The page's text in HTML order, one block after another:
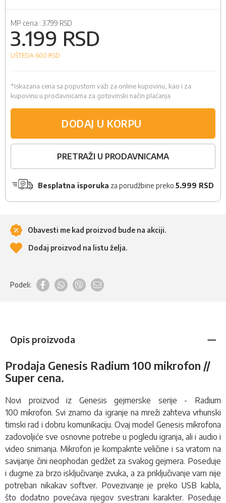
MP cena : 3.799 RSD
3.199 RSD
UŠTEDA 600 RSD
*Iskazana cena sa popustom važi za online kupovinu, kao i za
kupovinu u prodavnicama za gotovinski način plaćanja
DODAJ U KORPU
PRETRAŽI U PRODAVNICAMA
Besplatna isporuka za porudžbine preko 5.999 RSD
Obavesti me kad proizvod bude na akciji.
Dodaj proizvod na listu želja.
Podeli:
Opis proizvoda
Prodaja Genesis Radium 100 mikrofon //
Super cena.
Novi proizvod iz Genesis gejmerske serije - Radium
100mikrofon. Svi znamo da igranje na mreži zahteva vrhunski
timski rad i dobru komunikaciju. Ovaj model Genesis mikrofona
zadovoljiće sve osnovne potrebe u pogledu igranja, ali i audio i
video snimanja. Mikrofon je kompaknte veličine i sa vratom na
savijanje čini neophodan gedžet za svakog gejmera. Poseduje
i dugme za brzo isključivanje zvuka, a za priključivanje vam nije
potreban nikakav softver. Povezivanje je preko USB kabla,
što dodatno povećava njegov svestrani karakter. Poseduje